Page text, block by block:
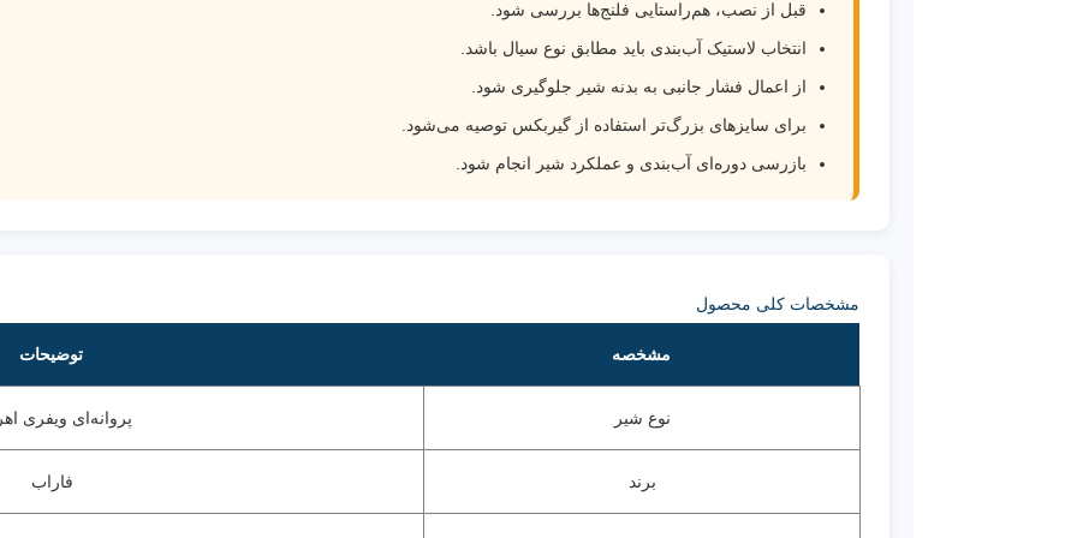
قبل از نصب، هم‌راستایی فلنج‌ها بررسی شود.
انتخاب لاستیک آب‌بندی باید مطابق نوع سیال باشد.
از اعمال فشار جانبی به بدنه شیر جلوگیری شود.
برای سایزهای بزرگ‌تر استفاده از گیربکس توصیه می‌شود.
بازرسی دوره‌ای آب‌بندی و عملکرد شیر انجام شود.
مشخصات کلی محصول
مشخصه توضیحات
نوع شیر پروانه‌ای ویفری
برند فاراب